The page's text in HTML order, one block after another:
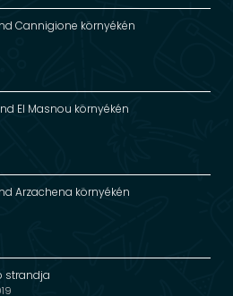
Cannigione környékén
El Masnou környékén
Arzachena környékén
strandja